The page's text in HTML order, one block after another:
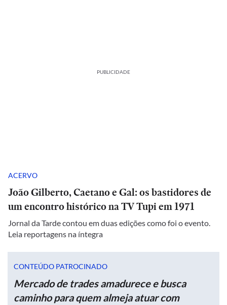
PUBLICIDADE
ACERVO
João Gilberto, Caetano e Gal: os bastidores de
um encontro histórico na TV Tupi em 1971
Jornal da Tarde contou em duas edições como foi o evento.
Leia reportagens na íntegra
CONTEÚDO PATROCINADO
Mercado de trades amadurece e busca
caminho para quem almeja atuar com